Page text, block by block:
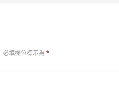
必填欄位標示為 *